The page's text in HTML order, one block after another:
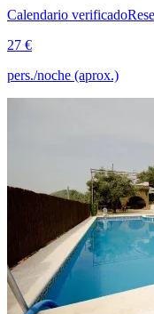
Calendario verificado
27 €
pers./noche (aprox.)